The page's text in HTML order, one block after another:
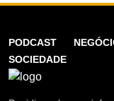
PODCAST
SOCIEDADE